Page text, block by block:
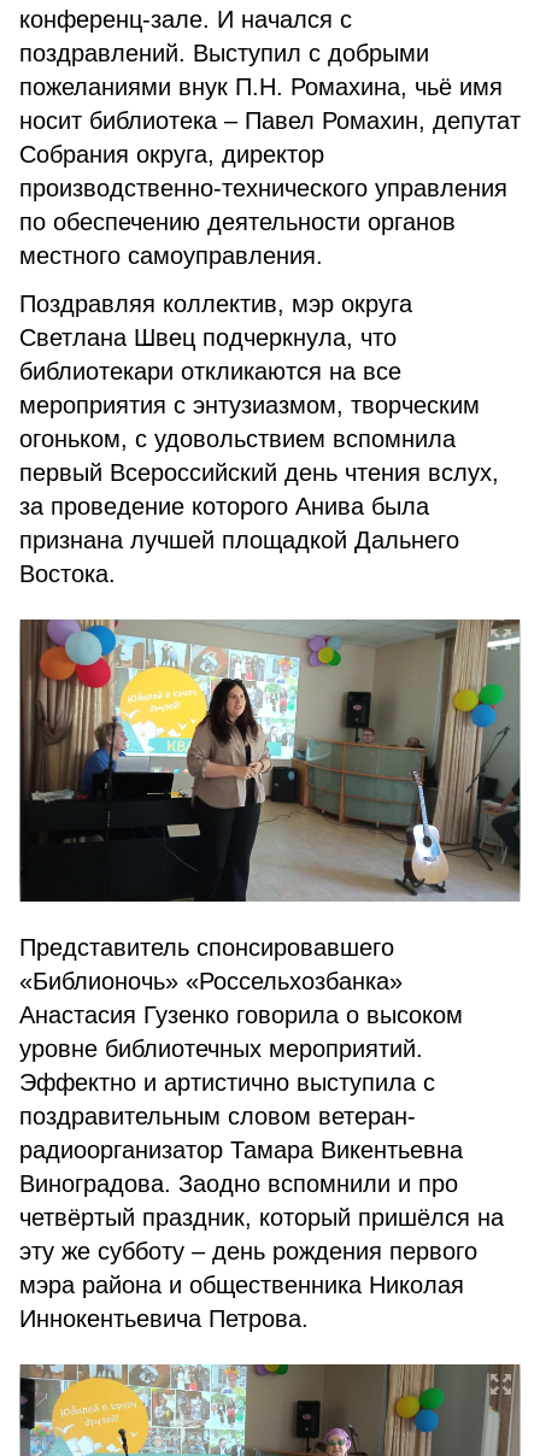
конференц-зале. И начался с
поздравлений. Выступил с добрыми
пожеланиями внук П.Н. Ромахина, чьё имя
носит библиотека – Павел Ромахин, депутат
Собрания округа, директор
производственно-технического управления
по обеспечению деятельности органов
местного самоуправления.
Поздравляя коллектив, мэр округа
Светлана Швец подчеркнула, что
библиотекари откликаются на все
мероприятия с энтузиазмом, творческим
огоньком, с удовольствием вспомнила
первый Всероссийский день чтения вслух,
за проведение которого Анива была
признана лучшей площадкой Дальнего
Востока.
Представитель спонсировавшего
«Библионочь» «Россельхозбанка»
Анастасия Гузенко говорила о высоком
уровне библиотечных мероприятий.
Эффектно и артистично выступила с
поздравительным словом ветеран-
радиоорганизатор Тамара Викентьевна
Виноградова. Заодно вспомнили и про
четвёртый праздник, который пришёлся на
эту же субботу – день рождения первого
мэра района и общественника Николая
Иннокентьевича Петрова.